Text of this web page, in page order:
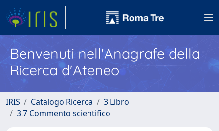
Benvenuti nell'Anagrafe della
Ricerca d'Ateneo
IRIS Catalogo Ricerca
3 Libro
3.7 Commento scientifico